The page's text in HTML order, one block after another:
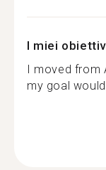
I miei
I moved from
my goal would